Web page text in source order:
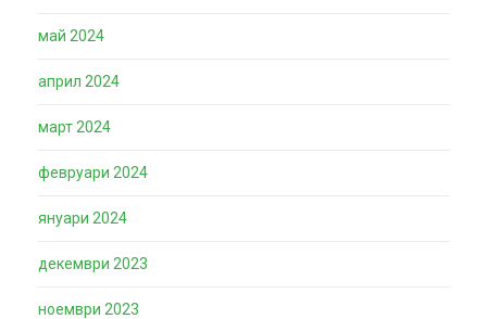
май 2024
април 2024
март 2024
февруари 2024
януари 2024
декември 2023
ноември 2023